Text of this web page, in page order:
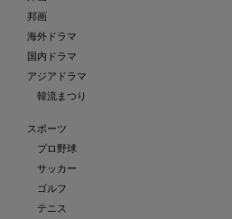
邦画
海外ドラマ
国内ドラマ
アジアドラマ
韓流まつり
スポーツ
プロ野球
サッカー
ゴルフ
テニス